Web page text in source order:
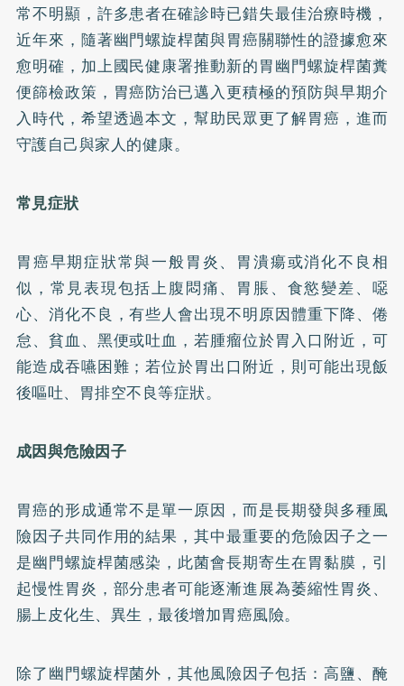
常不明顯，許多患者在確診時已錯失最佳治療時機，
近年來，隨著幽門螺旋桿菌與胃癌關聯性的證據愈來
愈明確，加上國民健康署推動新的胃幽門螺旋桿菌糞
便篩檢政策，胃癌防治已邁入更積極的預防與早期介
入時代，希望透過本文，幫助民眾更了解胃癌，進而
守護自己與家人的健康。
常見症狀
胃癌早期症狀常與一般胃炎、胃潰瘍或消化不良相
似，常見表現包括上腹悶痛、胃脹、食慾變差、噁
心、消化不良，有些人會出現不明原因體重下降、倦
怠、貧血、黑便或吐血，若腫瘤位於胃入口附近，可
能造成吞嚥困難；若位於胃出口附近，則可能出現飯
後嘔吐、胃排空不良等症狀。
成因與危險因子
胃癌的形成通常不是單一原因，而是長期發與多種風
險因子共同作用的結果，其中最重要的危險因子之一
是幽門螺旋桿菌感染，此菌會長期寄生在胃黏膜，引
起慢性胃炎，部分患者可能逐漸進展為萎縮性胃炎、
腸上皮化生、異生，最後增加胃癌風險。
除了幽門螺旋桿菌外，其他風險因子包括：高鹽、醃